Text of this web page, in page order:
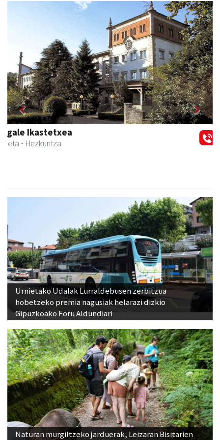
Magale Ikastetxea
Urnieta - Hezkuntza
Previous Next
Urnietako Udalak Lurraldebusen zerbitzua
hobetzeko premia nagusiak helarazi dizkio
Gipuzkoako Foru Aldundiari
Naturan murgiltzeko jarduerak, Leizaran Bisitarien